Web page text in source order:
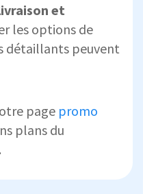
et
les options de
détaillants peuvent
page promo
plans du